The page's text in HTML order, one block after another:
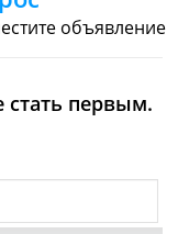
объявление
первым.